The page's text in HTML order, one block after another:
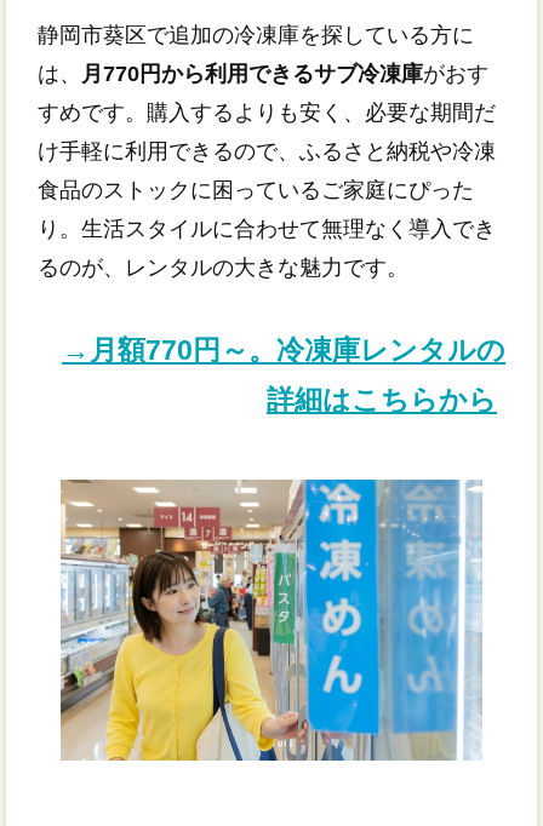
静岡市葵区で追加の冷凍庫を探している方に
は、
月770円から利用できるサブ冷凍庫がおす
すめです。購入するよりも安く、必要な期間だ
け手軽に利用できるので、ふるさと納税や冷凍
食品のストックに困っているご家庭にぴった
り。生活スタイルに合わせて無理なく導入でき
るのが、レンタルの大きな魅力です。
→月額770円～。冷凍庫レンタルの
詳細はこちらから